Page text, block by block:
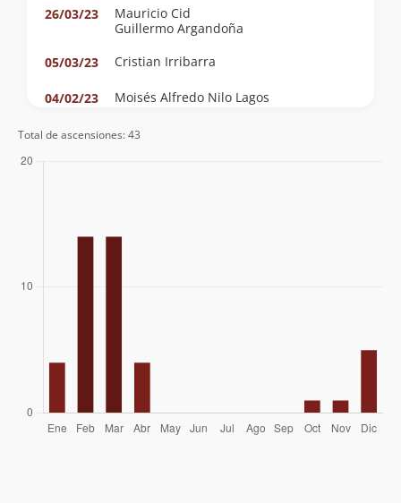
26/03/23
Mauricio Cid
Guillermo Argandoña
05/03/23
Cristian Irribarra
04/02/23 Moisés Alfredo Nilo Lagos
10/11/21 Camilo Vergara
15/10/12 Diego Benitez
Total de ascensiones: 43